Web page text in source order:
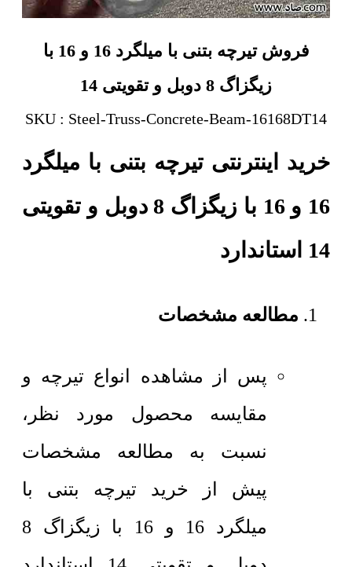
فروش تیرچه بتنی با میلگرد 16 و 16 با
زیگزاگ 8 دوبل و تقویتی 14
SKU : Steel-Truss-Concrete-Beam-16168DT14
خرید اینترنتی تیرچه بتنی با میلگرد
16 و 16 با زیگزاگ 8 دوبل و تقویتی
14 استاندارد
مطالعه مشخصات
پس از مشاهده انواع تیرچه و
مقایسه محصول مورد نظر،
نسبت به مطالعه مشخصات
پیش از خرید تیرچه بتنی با
میلگرد 16 و 16 با زیگزاگ 8